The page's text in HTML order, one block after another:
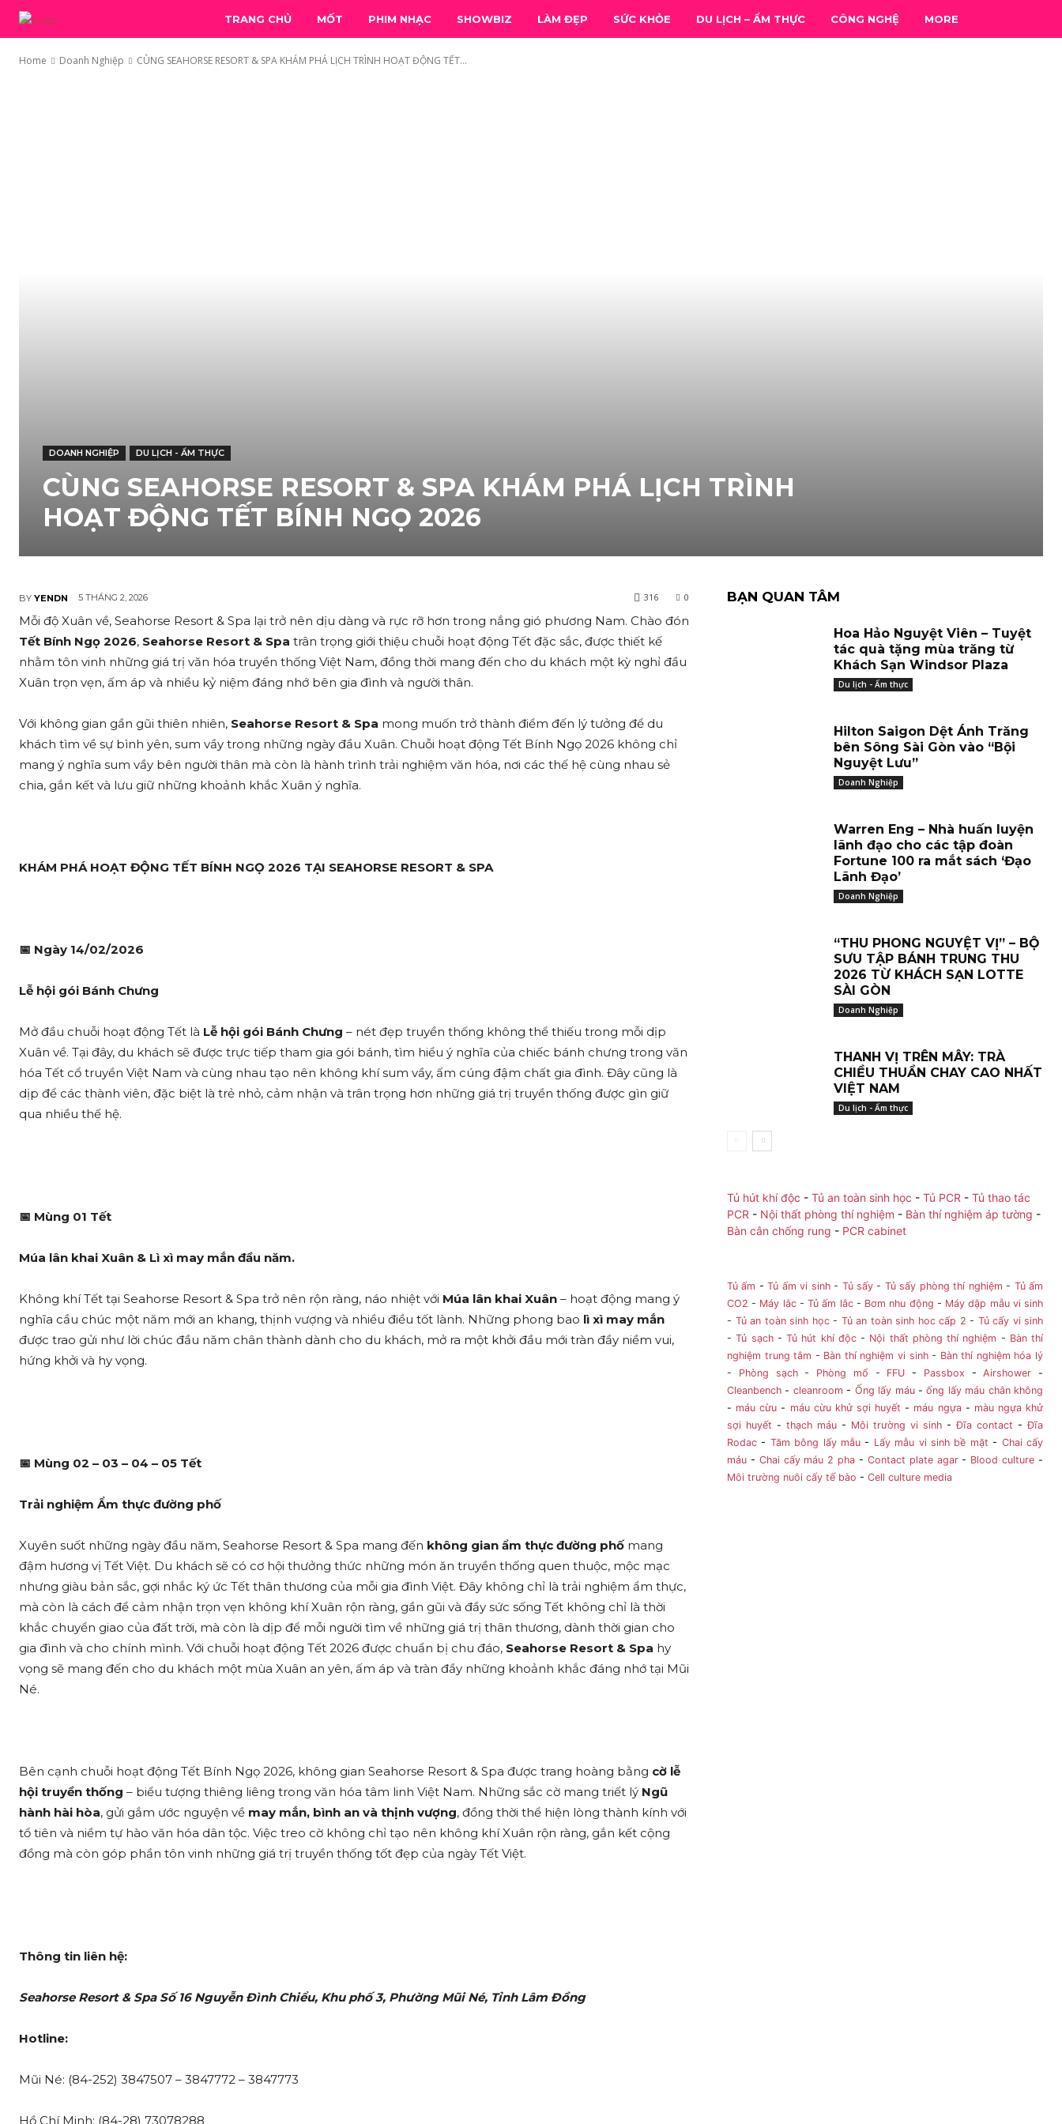
TRANG CHỦ MỐT PHIM NHẠC SHOWBIZ LÀM ĐẸP SỨC KHỎE DU LỊCH – ẨM THỰC CÔNG NGHỆ MORE
Home Doanh Nghiệp CÙNG SEAHORSE RESORT & SPA KHÁM PHÁ LỊCH TRÌNH HOẠT ĐỘNG TẾT...
DOANH NGHIỆP DU LỊCH - ẨM THỰC
CÙNG SEAHORSE RESORT & SPA KHÁM PHÁ LỊCH TRÌNH
HOẠT ĐỘNG TẾT BÍNH NGỌ 2026
BY YENDN 5 THÁNG 2, 2026 0
316
Mỗi độ Xuân về, Seahorse Resort & Spa lại trở nên dịu dàng và rực rỡ hơn trong nắng gió phương Nam. Chào đón
Tết Bính Ngọ 2026, Seahorse Resort & Spa trân trọng giới thiệu chuỗi hoạt động Tết đặc sắc, được thiết kế
nhằm tôn vinh những giá trị văn hóa truyền thống Việt Nam, đồng thời mang đến cho du khách một kỳ nghỉ đầu
Xuân trọn vẹn, ấm áp và nhiều kỷ niệm đáng nhớ bên gia đình và người thân.
Với không gian gần gũi thiên nhiên, Seahorse Resort & Spa mong muốn trở thành điểm đến lý tưởng để du
khách tìm về sự bình yên, sum vầy trong những ngày đầu Xuân. Chuỗi hoạt động Tết Bính Ngọ 2026 không chỉ
mang ý nghĩa sum vầy bên người thân mà còn là hành trình trải nghiệm văn hóa, nơi các thế hệ cùng nhau sẻ
chia, gắn kết và lưu giữ những khoảnh khắc Xuân ý nghĩa.
KHÁM PHÁ HOẠT ĐỘNG TẾT BÍNH NGỌ 2026 TẠI SEAHORSE RESORT & SPA
📅 Ngày 14/02/2026
Lễ hội gói Bánh Chưng
Mở đầu chuỗi hoạt động Tết là Lễ hội gói Bánh Chưng – nét đẹp truyền thống không thể thiếu trong mỗi dịp
Xuân về. Tại đây, du khách sẽ được trực tiếp tham gia gói bánh, tìm hiểu ý nghĩa của chiếc bánh chưng trong văn
hóa Tết cổ truyền Việt Nam và cùng nhau tạo nên không khí sum vầy, ấm cúng đậm chất gia đình. Đây cũng là
dịp để các thành viên, đặc biệt là trẻ nhỏ, cảm nhận và trân trọng hơn những giá trị truyền thống được gìn giữ
qua nhiều thế hệ.
📅 Mùng 01 Tết
Múa lân khai Xuân & Lì xì may mắn đầu năm.
Không khí Tết tại Seahorse Resort & Spa trở nên rộn ràng, náo nhiệt với Múa lân khai Xuân – hoạt động mang ý
nghĩa cầu chúc một năm mới an khang, thịnh vượng và nhiều điều tốt lành. Những phong bao lì xì may mắn
được trao gửi như lời chúc đầu năm chân thành dành cho du khách, mở ra một khởi đầu mới tràn đầy niềm vui,
hứng khởi và hy vọng.
📅 Mùng 02 – 03 – 04 – 05 Tết
Trải nghiệm Ẩm thực đường phố
Xuyên suốt những ngày đầu năm, Seahorse Resort & Spa mang đến không gian ẩm thực đường phốmang
đậm hương vị Tết Việt. Du khách sẽ có cơ hội thưởng thức những món ăn truyền thống quen thuộc, mộc mạc
nhưng giàu bản sắc, gợi nhắc ký ức Tết thân thương của mỗi gia đình Việt. Đây không chỉ là trải nghiệm ẩm thực,
mà còn là cách để cảm nhận trọn vẹn không khí Xuân rộn ràng, gần gũi và đầy sức sống Tết không chỉ là thời
khắc chuyển giao của đất trời, mà còn là dịp để mỗi người tìm về những giá trị thân thương, dành thời gian cho
gia đình và cho chính mình. Với chuỗi hoạt động Tết 2026 được chuẩn bị chu đáo, Seahorse Resort & Spa hy
vọng sẽ mang đến cho du khách một mùa Xuân an yên, ấm áp và tràn đầy những khoảnh khắc đáng nhớ tại Mũi
Né.
Bên cạnh chuỗi hoạt động Tết Bính Ngọ 2026, không gian Seahorse Resort & Spa được trang hoàng bằng cờ lễ
hội truyền thống – biểu tượng thiêng liêng trong văn hóa tâm linh Việt Nam. Những sắc cờ mang triết lý Ngũ
hành hài hòa, gửi gắm ước nguyện về may mắn, bình an và thịnh vượng, đồng thời thể hiện lòng thành kính với
tổ tiên và niềm tự hào văn hóa dân tộc. Việc treo cờ không chỉ tạo nên không khí Xuân rộn ràng, gắn kết cộng
đồng mà còn góp phần tôn vinh những giá trị truyền thống tốt đẹp của ngày Tết Việt.
Thông tin liên hệ:
Seahorse Resort & Spa Số 16 Nguyễn Đình Chiểu, Khu phố 3, Phường Mũi Né, Tỉnh Lâm Đồng
Hotline:
Mũi Né: (84-252) 3847507 – 3847772 – 3847773
Hồ Chí Minh: (84-28) 73078288
BẠN QUAN TÂM
Hoa Hảo Nguyệt Viên – Tuyệt
tác quà tặng mùa trăng từ
Khách Sạn Windsor Plaza
Du lịch - Ẩm thực
Hilton Saigon Dệt Ánh Trăng
bên Sông Sài Gòn vào “Bội
Nguyệt Lưu”
Doanh Nghiệp
Warren Eng – Nhà huấn luyện
lãnh đạo cho các tập đoàn
Fortune 100 ra mắt sách ‘Đạo
Lãnh Đạo’
Doanh Nghiệp
“THU PHONG NGUYỆT VỊ” – BỘ
SƯU TẬP BÁNH TRUNG THU
2026 TỪ KHÁCH SẠN LOTTE
SÀI GÒN
Doanh Nghiệp
THANH VỊ TRÊN MÂY: TRÀ
CHIỀU THUẦN CHAY CAO NHẤT
VIỆT NAM
Du lịch - Ẩm thực
Tủ hút khí độc - Tủ an toàn sinh học - Tủ PCR - Tủ thao tác
PCR - Nội thất phòng thí nghiệm - Bàn thí nghiệm áp tường -
Bàn cân chống rung - PCR cabinet
Tủ ấm -Tủ ấm vi sinh- Tủ sấy - Tủ sấy phòng thí nghiệm - Tủ ấm
CO2 - Máy lắc-Tủ ấm lắc- Bơm nhu động - Máy dập mẫu vi sinh
- Tủ an toàn sinh học- Tủ an toàn sinh hoc cấp 2 - Tủ cấy vi sinh
-Tủ sạch- Tủ hút khí độc- Nội thất phòng thí nghiệm - Bàn thí
nghiệm trung tâm - Bàn thí nghiệm vi sinh- Bàn thí nghiệm hóa lý
- Phòng sạch- Phòng mổ - FFU - Passbox -Airshower -
Cleanbench - cleanroom - Ống lấy máu-ống lấy máu chân không
- máu cừu - máu cừu khử sợi huyết - máu ngựa- màu ngựa khử
sợi huyết - thạch máu - Môi trường vi sinh -Đĩa contact -Đĩa
Rodac - Tăm bông lấy mẫu - Lấy mẫu vi sinh bề mặt - Chai cấy
máu - Chai cấy máu 2 pha - Contact plate agar- Blood culture -
Môi trường nuôi cấy tế bào - Cell culture media